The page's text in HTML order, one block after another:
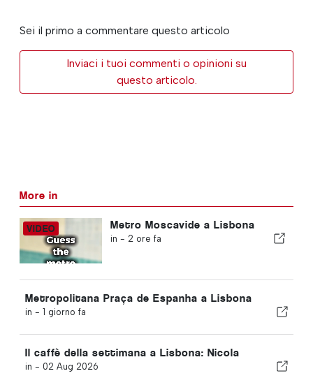
Sei il primo a commentare questo articolo
Inviaci i tuoi commenti o opinioni su
questo articolo.
More in
Metro Moscavide a Lisbona
in - 2 ore fa
Metropolitana Praça de Espanha a Lisbona
in - 1 giorno fa
Il caffè della settimana a Lisbona: Nicola
in - 02 Aug 2026